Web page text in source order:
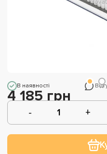
В наявності
4 185 грн